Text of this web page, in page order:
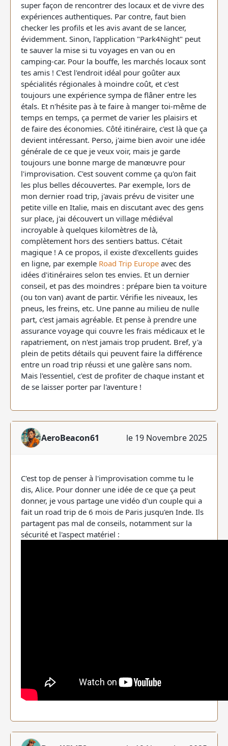
super façon de rencontrer des locaux et de vivre des
expériences authentiques. Par contre, faut bien
checker les profils et les avis avant de se lancer,
évidemment. Sinon, l'application "Park4Night" peut
te sauver la mise si tu voyages en van ou en
camping-car. Pour la bouffe, les marchés locaux sont
tes amis ! C'est l'endroit idéal pour goûter aux
spécialités régionales à moindre coût, et c'est
toujours une expérience sympa de flâner entre les
étals. Et n'hésite pas à te faire à manger toi-même de
temps en temps, ça permet de varier les plaisirs et
de faire des économies. Côté itinéraire, c'est là que ça
devient intéressant. Perso, j'aime bien avoir une idée
générale de ce que je veux voir, mais je garde
toujours une bonne marge de manœuvre pour
l'improvisation. C'est souvent comme ça qu'on fait
les plus belles découvertes. Par exemple, lors de
mon dernier road trip, j'avais prévu de visiter une
petite ville en Italie, mais en discutant avec des gens
sur place, j'ai découvert un village médiéval
incroyable à quelques kilomètres de là,
complètement hors des sentiers battus. C'était
magique ! A ce propos, il existe d'excellents guides
en ligne, par exemple Road Trip Europe avec des
idées d'itinéraires selon tes envies. Et un dernier
conseil, et pas des moindres : prépare bien ta voiture
(ou ton van) avant de partir. Vérifie les niveaux, les
pneus, les freins, etc. Une panne au milieu de nulle
part, c'est jamais agréable. Et pense à prendre une
assurance voyage qui couvre les frais médicaux et le
rapatriement, on n'est jamais trop prudent. Bref, y'a
plein de petits détails qui peuvent faire la différence
entre un road trip réussi et une galère sans nom.
Mais l'essentiel, c'est de profiter de chaque instant et
de se laisser porter par l'aventure !
AeroBeacon61 le 19 Novembre 2025
C'est top de penser à l'improvisation comme tu le
dis, Alice. Pour donner une idée de ce que ça peut
donner, je vous partage une vidéo d'un couple qui a
fait un road trip de 6 mois de Paris jusqu'en Inde. Ils
partagent pas mal de conseils, notamment sur la
sécurité et l'aspect matériel :